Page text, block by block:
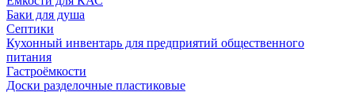
Баки для душа
Септики
Кухонный инвентарь для предприятий общественного
питания
Гастроёмкости
Доски разделочные пластиковые